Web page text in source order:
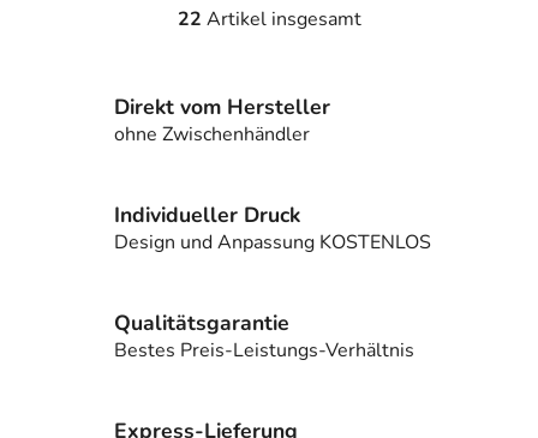
S
u
e
l
e
n
t
e
22 Artikel insgesamt
Direkt vom Hersteller
ohne Zwischenhändler
Individueller Druck
Design und Anpassung KOSTENLOS
Qualitätsgarantie
Bestes Preis-Leistungs-Verhältnis
Express-Lieferung